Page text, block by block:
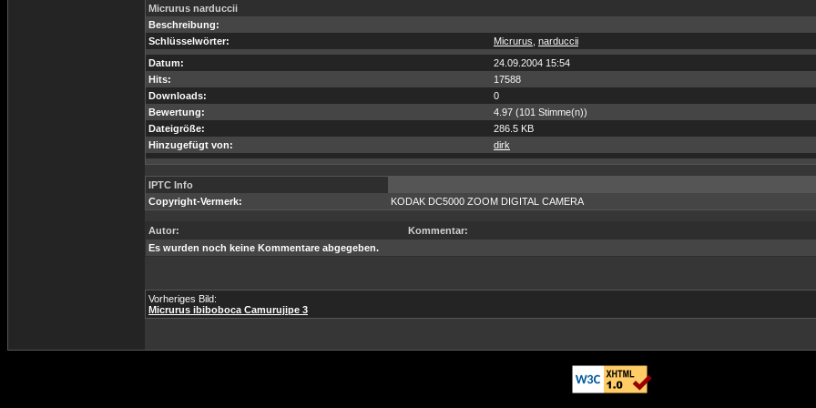
Micrurus narduccii
Beschreibung:
Schlüsselwörter:
Micrurus narduccii
Datum:
24.09.2004 15:54
Hits:
17588
Downloads:
0
Bewertung:
4.97 (101 Stimme(n))
Dateigröße:
286.5 KB
Hinzugefügt von:
dirk
IPTC Info
Copyright-Vermerk:
KODAK DC5000 ZOOM DIGITAL CAMERA
Autor:
Kommentar:
Es wurden noch keine Kommentare abgegeben.
Vorheriges Bild:
Micrurus ibiboboca Camurujipe 3